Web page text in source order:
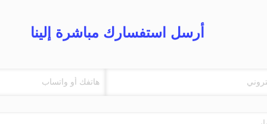
أرسل استفسارك مباشرة إلينا